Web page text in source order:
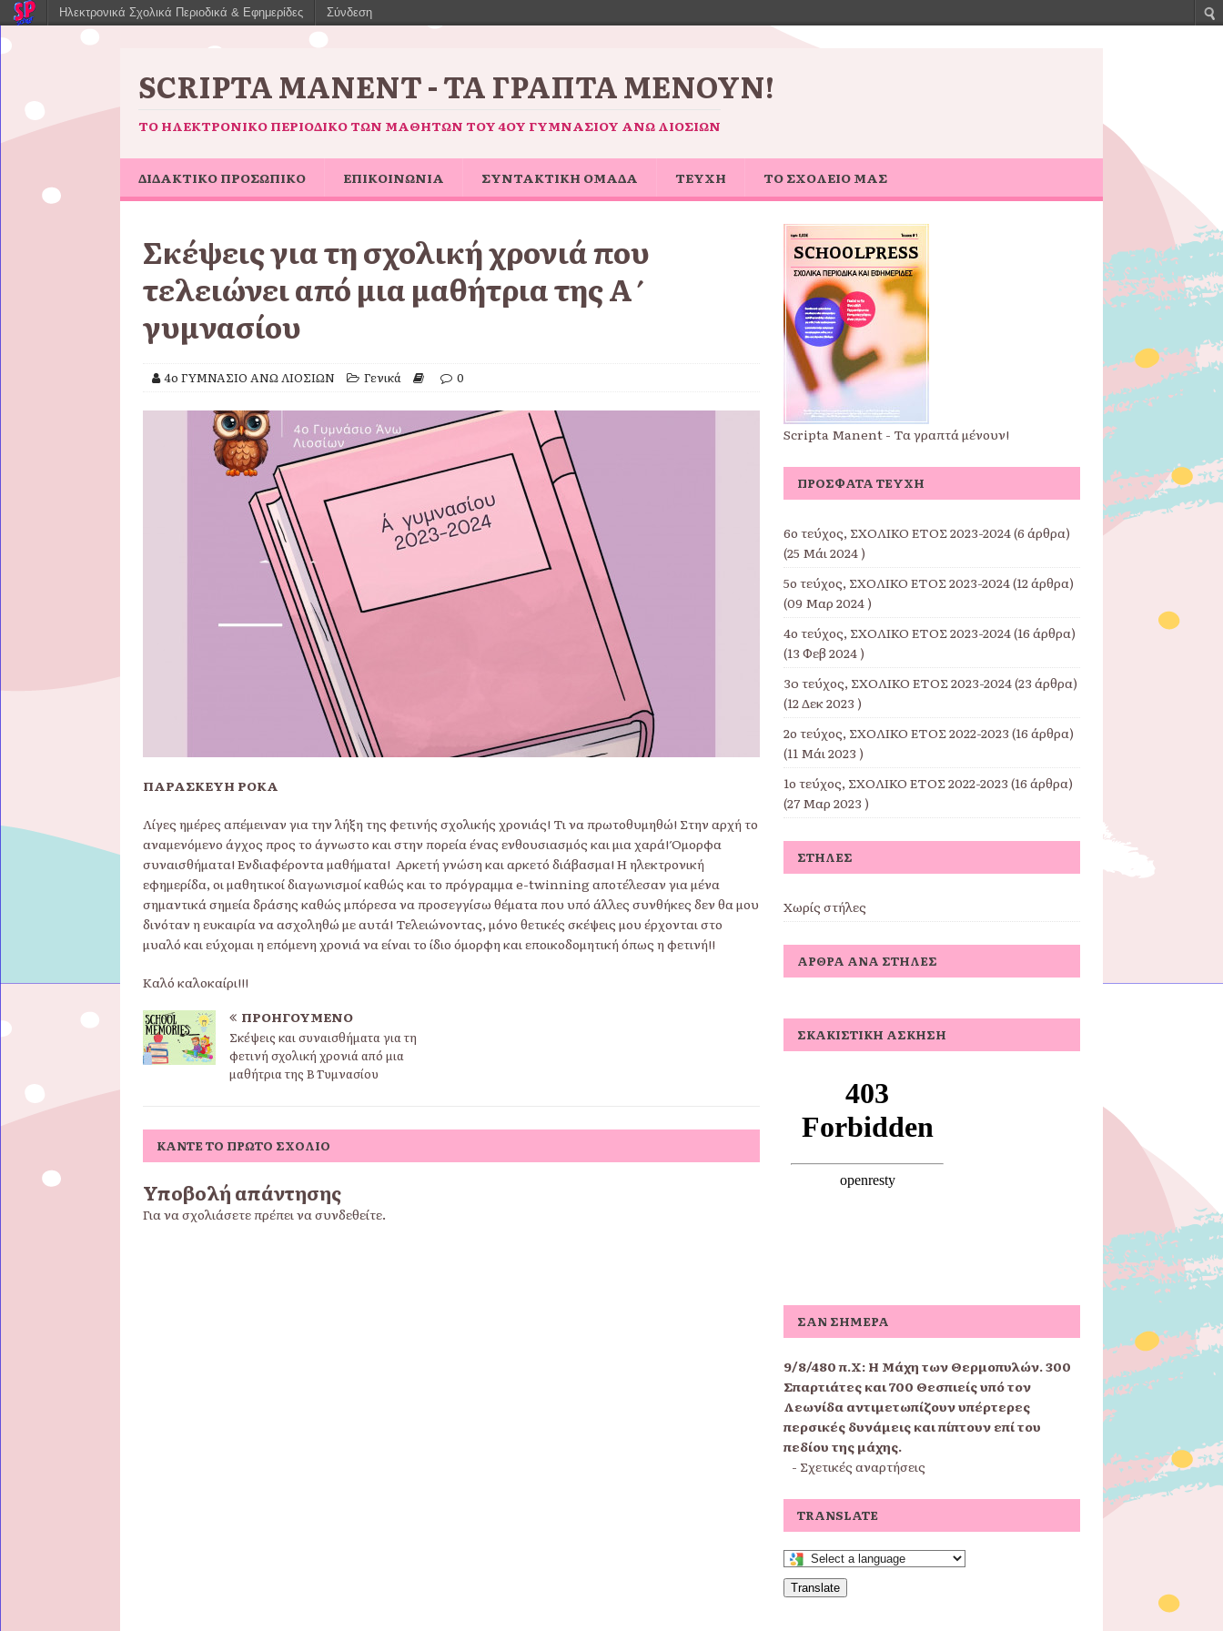
SCRIPTA MANENT - ΤΑ ΓΡΑΠΤΆ ΜΈΝΟΥΝ!
ΤΟ ΗΛΕΚΤΡΟΝΙΚΌ ΠΕΡΙΟΔΙΚΌ ΤΩΝ ΜΑΘΗΤΏΝ ΤΟΥ 4ΟΥ ΓΥΜΝΑΣΊΟΥ ΆΝΩ ΛΙΟΣΊΩΝ
ΔΙΔΑΚΤΙΚΟ ΠΡΟΣΩΠΙΚΟ ΕΠΙΚΟΙΝΩΝΙΑ ΣΥΝΤΑΚΤΙΚΗ ΟΜΑΔΑ ΤΕΥΧΗ ΤΟ ΣΧΟΛΕΙΟ ΜΑΣ
Σκέψεις για τη σχολική χρονιά που
τελειώνει από μια μαθήτρια της Α΄
γυμνασίου
4ο ΓΥΜΝΑΣΙΟ ΑΝΩ ΛΙΟΣΙΩΝ Γενικά 0
ΠΑΡΑΣΚΕΥΗ ΡΟΚΑ
Λίγες ημέρες απέμειναν για την λήξη της φετινής σχολικής χρονιάς! Τι να πρωτοθυμηθώ! Στην αρχή το
αναμενόμενο άγχος προς το άγνωστο και στην πορεία ένας ενθουσιασμός και μια χαρά! Όμορφα
συναισθήματα! Ενδιαφέροντα μαθήματα! Αρκετή γνώση και αρκετό διάβασμα! Η ηλεκτρονική
εφημερίδα, οι μαθητικοί διαγωνισμοί καθώς και το πρόγραμμα e-twinning αποτέλεσαν για μένα
σημαντικά σημεία δράσης καθώς μπόρεσα να προσεγγίσω θέματα που υπό άλλες συνθήκες δεν θα μου
δινόταν η ευκαιρία να ασχοληθώ με αυτά! Τελειώνοντας, μόνο θετικές σκέψεις μου έρχονται στο
μυαλό και εύχομαι η επόμενη χρονιά να είναι το ίδιο όμορφη και εποικοδομητική όπως η φετινή!!
Καλό καλοκαίρι!!!
ΠΡΟΗΓΟΎΜΕΝΟ
Σκέψεις και συναισθήματα για τη
φετινή σχολική χρονιά από μια
μαθήτρια της Β΄ Γυμνασίου
ΚΆΝΤΕ ΤΟ ΠΡΏΤΟ ΣΧΌΛΙΟ
Υποβολή απάντησης
Για να σχολιάσετε πρέπει νασυνδεθείτε.
Scripta Manent - Τα γραπτά μένουν!
ΠΡΌΣΦΑΤΑ ΤΕΎΧΗ
6ο τεύχος, ΣΧΟΛΙΚΟ ΕΤΟΣ 2023-2024(6 άρθρα)
(25 Μάι 2024 )
5ο τεύχος, ΣΧΟΛΙΚΟ ΕΤΟΣ 2023-2024(12 άρθρα)
(09 Μαρ 2024 )
4ο τεύχος, ΣΧΟΛΙΚΟ ΕΤΟΣ 2023-2024(16 άρθρα)
(13 Φεβ 2024 )
3o τεύχος, ΣΧΟΛΙΚΟ ΕΤΟΣ 2023-2024(23 άρθρα)
(12 Δεκ 2023 )
2ο τεύχος, ΣΧΟΛΙΚΟ ΕΤΟΣ 2022-2023 (16 άρθρα)
(11 Μάι 2023 )
1ο τεύχος, ΣΧΟΛΙΚΟ ΕΤΟΣ 2022-2023 (16 άρθρα)
(27 Μαρ 2023 )
ΣΤΉΛΕΣ
Χωρίς στήλες
ΆΡΘΡΑ ΑΝΆ ΣΤΉΛΕΣ
ΣΚΑΚΙΣΤΙΚΉ ΆΣΚΗΣΗ
ΣΑΝ ΣΉΜΕΡΑ
9/8/480 π.Χ: Η Μάχη των Θερμοπυλών. 300
Σπαρτιάτες και 700 Θεσπιείς υπό τον
Λεωνίδα αντιμετωπίζουν υπέρτερες
περσικές δυνάμεις και πίπτουν επί του
πεδίου της μάχης.
- Σχετικές αναρτήσεις
TRANSLATE
Translate
Ηλεκτρονικά Σχολικά Περιοδικά & Εφημερίδες Σύνδεση